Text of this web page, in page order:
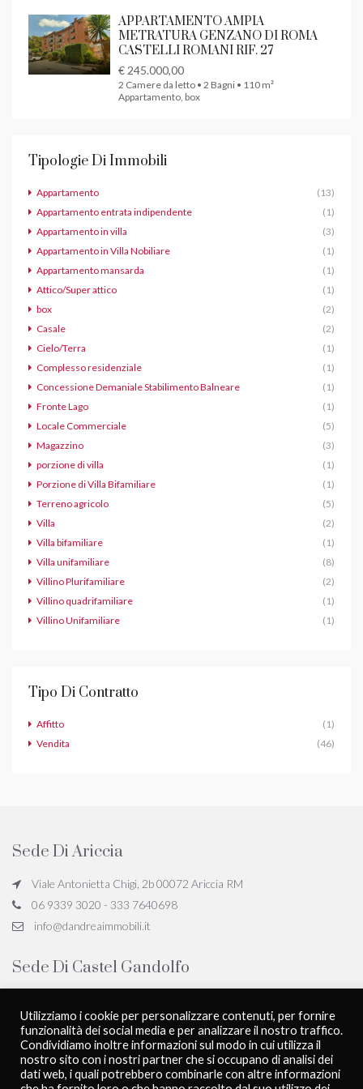
APPARTAMENTO AMPIA
METRATURA GENZANO DI ROMA
CASTELLI ROMANI RIF. 27
€ 245.000,00
2 Camere da letto • 2 Bagni • 110 m²
Appartamento, box
Tipologie Di Immobili
Appartamento
(13)
Appartamento entrata indipendente
(1)
Appartamento in villa
(3)
Appartamento in Villa Nobiliare
(1)
Appartamento mansarda
(1)
Attico/Super attico
(1)
box
(2)
Casale
(2)
Cielo/Terra
(1)
Complesso residenziale
(1)
Concessione Demaniale Stabilimento Balneare
(1)
Fronte Lago
(1)
Locale Commerciale
(5)
Magazzino
(3)
porzione di villa
(1)
Porzione di Villa Bifamiliare
(1)
Terreno agricolo
(5)
Villa
(2)
Villa bifamiliare
(1)
Villa unifamiliare
(8)
Villino Plurifamiliare
(2)
Villino quadrifamiliare
(1)
Villino Unifamiliare
(1)
Tipo Di Contratto
Affitto
(1)
Vendita
(46)
Sede Di Ariccia
Viale Antonietta Chigi, 2b 00072 Ariccia RM
06 9339 3020 - 333 7640698
info@dandreaimmobili.it
Sede Di Castel Gandolfo
RM
06 9339 3020 - 333 7640698
info@dandreaimmobili.it
Utilizziamo i cookie per personalizzare contenuti, per fornire
funzionalità dei social media e per analizzare il nostro traffico.
Condividiamo inoltre informazioni sul modo in cui utilizza il
nostro sito con i nostri partner che si occupano di analisi dei
dati web, i quali potrebbero combinarle con altre informazioni